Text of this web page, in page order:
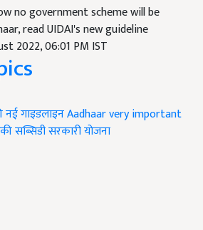
no government scheme will be
read UIDAI's new guideline
2022, 06:01 PM IST
नई गाइडलाइनAadhaar very important
सब्सिडीसरकारी योजना